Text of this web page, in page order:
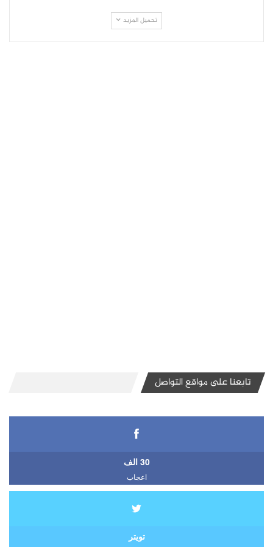
تحميل المزيد
تابعنا على مواقع التواصل
30 الف
اعجاب
تويتر